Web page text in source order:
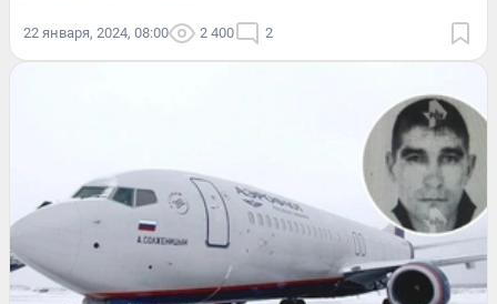
22 января, 2024, 08:00 2 400 2